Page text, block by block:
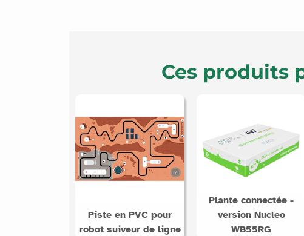
Ces produits
Piste en PVC pour
robot suiveur de ligne
Plante connectée -
version Nucleo
WB55RG